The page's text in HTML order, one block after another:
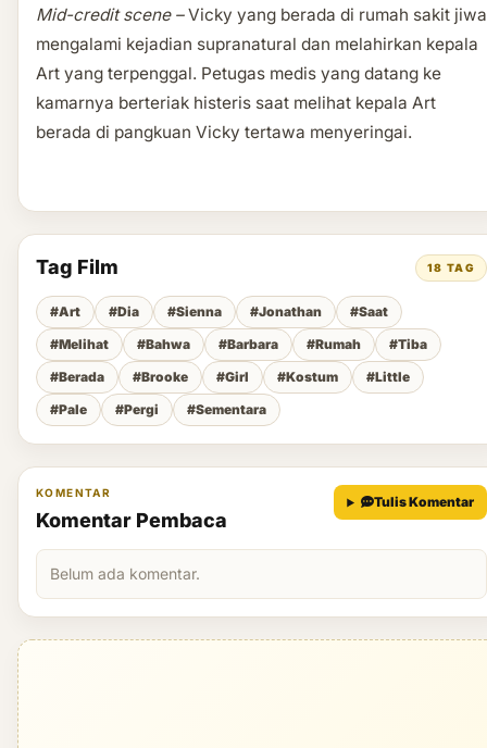
Mid-credit scene –Vicky yang berada di rumah sakit jiwa
mengalami kejadian supranatural dan melahirkan kepala
Art yang terpenggal. Petugas medis yang datang ke
kamarnya berteriak histeris saat melihat kepala Art
berada di pangkuan Vicky tertawa menyeringai.
Tag Film 18 TAG
#Art #Dia #Sienna #Jonathan
#Saat
#Melihat
#Bahwa #Barbara #Rumah
#Tiba
#Berada
#Brooke #Girl #Kostum
#Little
#Pale
#Pergi #Sementara
KOMENTAR
Komentar Pembaca
Tulis Komentar
Belum ada komentar.